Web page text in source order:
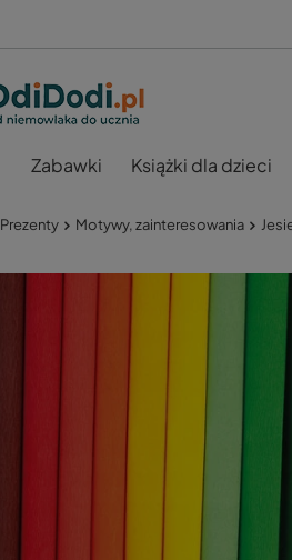
Zabawki Książki dla dzieci
Prezenty Motywy, zainteresowania